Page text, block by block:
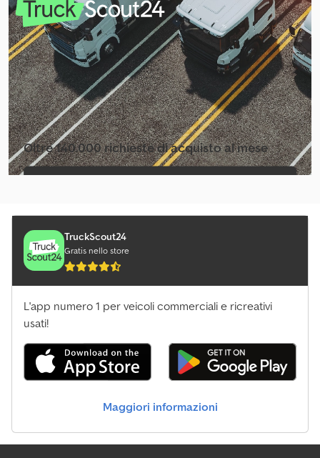
Oltre 140.000 richieste di acquisto al mese
Selezioni il pacchetto pubblicitario per
TruckScout24
Gratis nello store
L'app numero 1 per veicoli commerciali e ricreativi
usati!
Maggiori informazioni